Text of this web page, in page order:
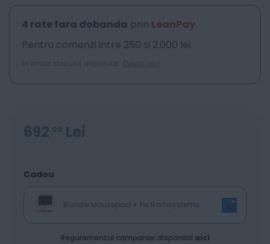
4 rate fara dobanda prin LeanPay.
Pentru comenzi intre 250 si 2.000 lei.
In limita stocului disponibil. Detalii aici
692 00 Lei
Cadou
Bundle Mousepad + Pix Romsystems
Regulamentul campaniei disponibil aici